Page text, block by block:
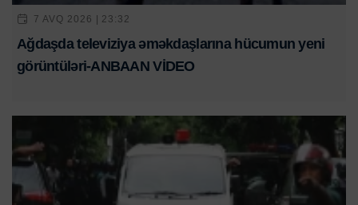
7 AVQ 2026 | 23:32
Ağdaşda televiziya əməkdaşlarına hücumun yeni
görüntüləri-ANBAAN VİDEO